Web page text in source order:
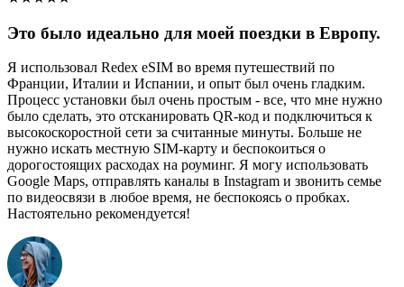
Это было идеально для моей поездки в Европу.
Я использовал Redex eSIM во время путешествий по
Франции, Италии и Испании, и опыт был очень гладким.
Процесс установки был очень простым - все, что мне нужно
было сделать, это отсканировать QR-код и подключиться к
высокоскоростной сети за считанные минуты. Больше не
нужно искать местную SIM-карту и беспокоиться о
дорогостоящих расходах на роуминг. Я могу использовать
Google Maps, отправлять каналы в Instagram и звонить семье
по видеосвязи в любое время, не беспокоясь о пробках.
Настоятельно рекомендуется!